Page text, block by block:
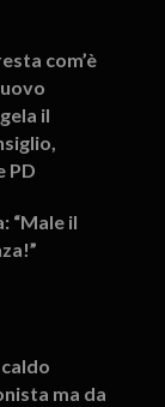
com’è
il
PD
“Male il
ma da